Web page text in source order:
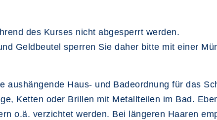
des Kurses nicht abgesperrt werden.
Geldbeutel sperren Sie daher bitte mit einer
aushängende Haus- und Badeordnung für das
Ketten oder Brillen mit Metallteilen im Bad.
o.ä. verzichtet werden. Bei längeren Haaren